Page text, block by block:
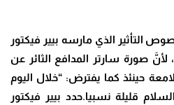
التأثير الذي مارسه بيير فيكتور
صورة سارتر المدافع الثائر عن
حينئذ كما يفترض: “خلال اليوم
قليلة نسبيا.حدد بيير فيكتور